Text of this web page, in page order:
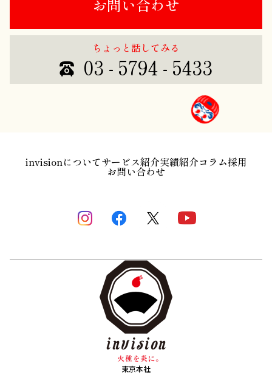
お問い合わせ
ちょっと話してみる
03 - 5794 - 5433
invisionについてサービス紹介実績紹介コラム採用
お問い合わせ
東京本社